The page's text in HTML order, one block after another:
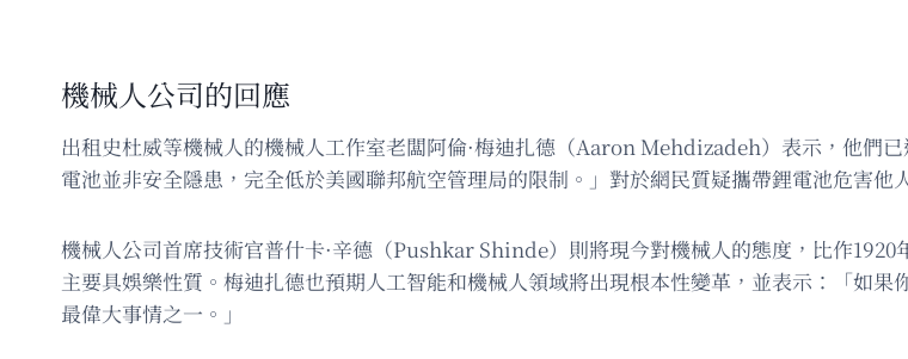
機械人公司的回應
出租史杜威等機械人的機械人工作室老闆阿倫·梅迪扎德（Aaron Mehdizadeh）表示，他們
電池並非安全隱患，完全低於美國聯邦航空管理局的限制。」對於網民質疑攜帶鋰電池危害他
機械人公司首席技術官普什卡·辛德（Pushkar Shinde）則將現今對機械人的態度，比作
主要具娛樂性質。梅迪扎德也預期人工智能和機械人領域將出現根本性變革，並表示：「如
最偉大事情之一。」